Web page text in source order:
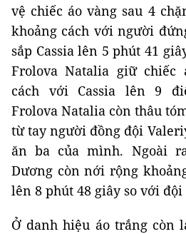
vệ chiếc áo vàng sau 4
khoảng cách với người
sắp Cassia lên 5 phút 41
Frolova Natalia giữ chiếc
cách với Cassia lên 9
Frolova Natalia còn thâu
từ tay người đồng đội
ăn ba của mình. Ngoài
Dương còn nới rộng
lên 8 phút 48 giây so với
Ở danh hiệu áo trắng còn